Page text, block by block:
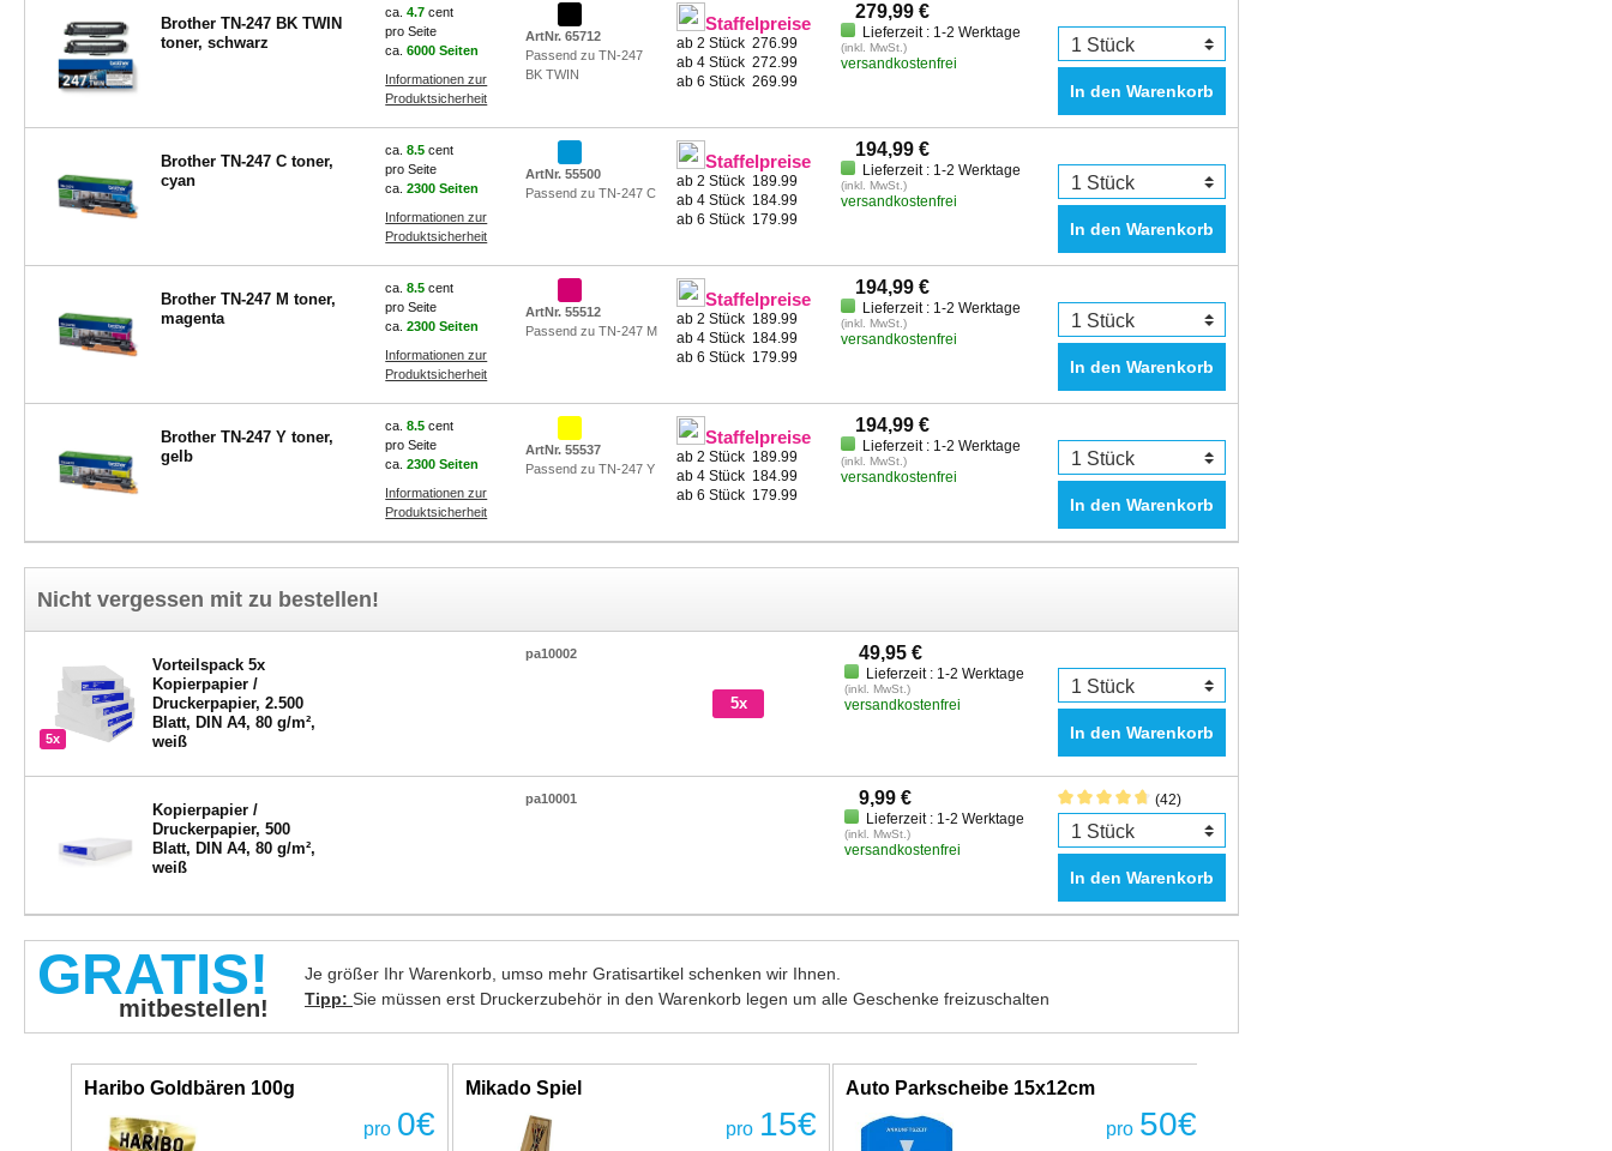
Brother TN-247 BK TWIN
toner, schwarz
ca.4.7cent
pro Seite
ca.6000 Seiten
Informationen zur
Produktsicherheit
ArtNr. 65712
Passend zu TN-247
BK TWIN
Staffelpreise
ab 2 Stück276.99
ab 4 Stück272.99
ab 6 Stück269.99
279,99 €
Lieferzeit : 1-2 Werktage
(inkl. MwSt.)
versandkostenfrei
In den Warenkorb
Brother TN-247 C toner,
cyan
ca.8.5cent
pro Seite
ca.2300 Seiten
Informationen zur
Produktsicherheit
ArtNr. 55500
Passend zu TN-247 C
Staffelpreise
ab 2 Stück 189.99
ab 4 Stück 184.99
ab 6 Stück 179.99
194,99 €
Lieferzeit : 1-2 Werktage
(inkl. MwSt.)
versandkostenfrei
In den Warenkorb
Brother TN-247 M toner,
magenta
ca.8.5cent
pro Seite
ca.2300 Seiten
Informationen zur
Produktsicherheit
ArtNr. 55512
Passend zu TN-247 M
Staffelpreise
ab 2 Stück 189.99
ab 4 Stück 184.99
ab 6 Stück 179.99
194,99 €
Lieferzeit : 1-2 Werktage
(inkl. MwSt.)
versandkostenfrei
In den Warenkorb
Brother TN-247 Y toner,
gelb
ca.8.5cent
pro Seite
ca.2300 Seiten
Informationen zur
Produktsicherheit
ArtNr. 55537
Passend zu TN-247 Y
Staffelpreise
ab 2 Stück 189.99
ab 4 Stück 184.99
ab 6 Stück 179.99
194,99 €
Lieferzeit : 1-2 Werktage
(inkl. MwSt.)
versandkostenfrei
In den Warenkorb
Nicht vergessen mit zu bestellen!
5x
Vorteilspack 5x
Kopierpapier /
Druckerpapier, 2.500
Blatt, DIN A4, 80 g/m²,
weiß
pa10002
5x
49,95 €
Lieferzeit : 1-2 Werktage
(inkl. MwSt.)
versandkostenfrei
In den Warenkorb
Kopierpapier /
Druckerpapier, 500
Blatt, DIN A4, 80 g/m²,
weiß
pa10001 9,99 €
Lieferzeit : 1-2 Werktage
(inkl. MwSt.)
versandkostenfrei
(42)
In den Warenkorb
GRATIS!
mitbestellen!
Je größer Ihr Warenkorb, umso mehr Gratisartikel schenken wir Ihnen.
Tipp: Sie müssen erst Druckerzubehör in den Warenkorb legen um alle Geschenke freizuschalten
Haribo Goldbären 100g
pro 0€
Mikado Spiel
pro 15€
Auto Parkscheibe 15x12cm
pro 50€